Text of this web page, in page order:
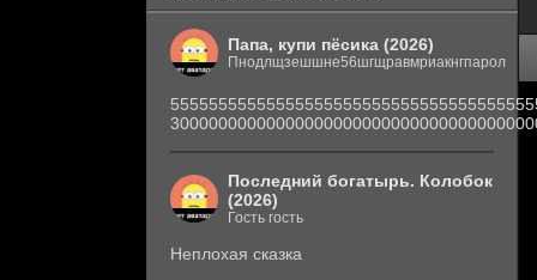
Папа, купи пёсика (2026)
Пнодлщзешшне56шгщравмриакнгпарол
Последний богатырь. Колобок
(2026)
Гость гость
Неплохая сказка